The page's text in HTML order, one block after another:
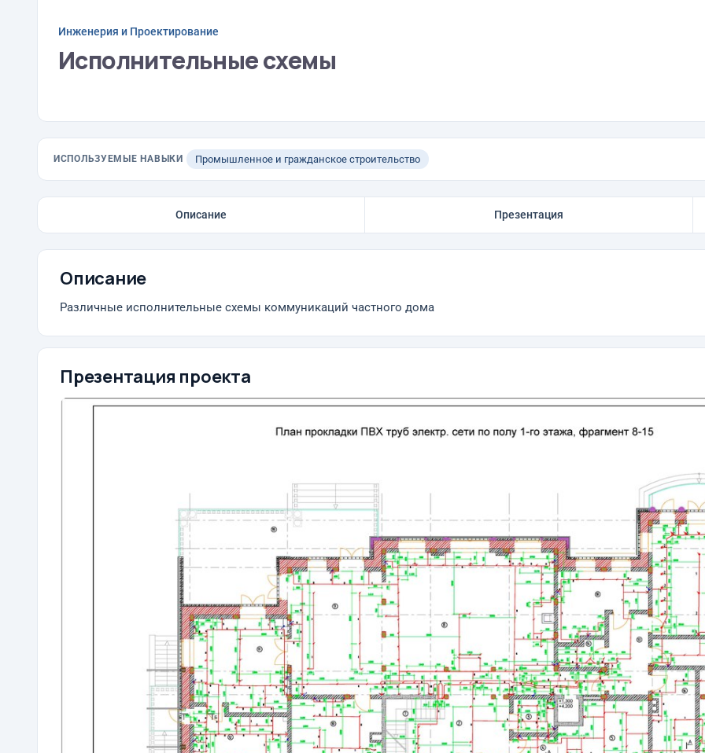
Инженерия и Проектирование
Исполнительные схемы
ИСПОЛЬЗУЕМЫЕ НАВЫКИ Промышленное и гражданское строительство
Описание Презентация
Описание
Различные исполнительные схемы коммуникаций частного дома
Презентация проекта